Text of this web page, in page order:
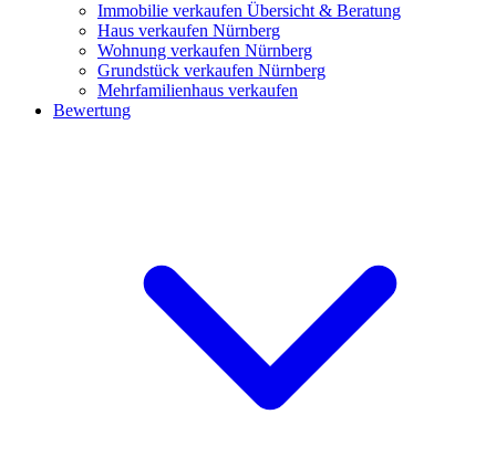
Immobilie verkaufen Übersicht & Beratung
Haus verkaufen Nürnberg
Wohnung verkaufen Nürnberg
Grundstück verkaufen Nürnberg
Mehrfamilienhaus verkaufen
Bewertung